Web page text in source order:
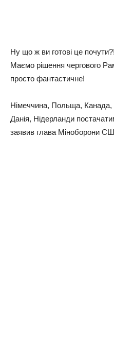
Ну що ж ви готові це
Маємо рішення чергового
просто фантастичне!
Німеччина, Польща, Канада,
Данія, Нідерланди
заявив глава Міноборони